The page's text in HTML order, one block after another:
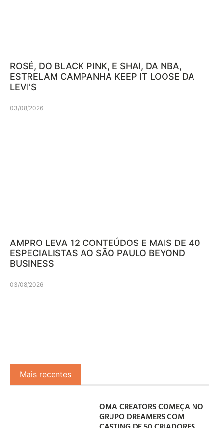
ROSÉ, DO BLACK PINK, E SHAI, DA NBA,
ESTRELAM CAMPANHA KEEP IT LOOSE DA
LEVI’S
03/08/2026
AMPRO LEVA 12 CONTEÚDOS E MAIS DE 40
ESPECIALISTAS AO SÃO PAULO BEYOND
BUSINESS
03/08/2026
Mais recentes
OMA CREATORS COMEÇA NO
GRUPO DREAMERS COM